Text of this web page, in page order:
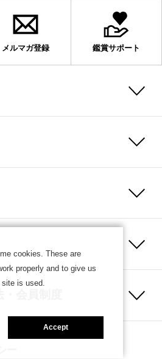
メルマガ登録 鑑賞サポート
会員制度
cookies. These are
properly and to give us
is used.
Accept